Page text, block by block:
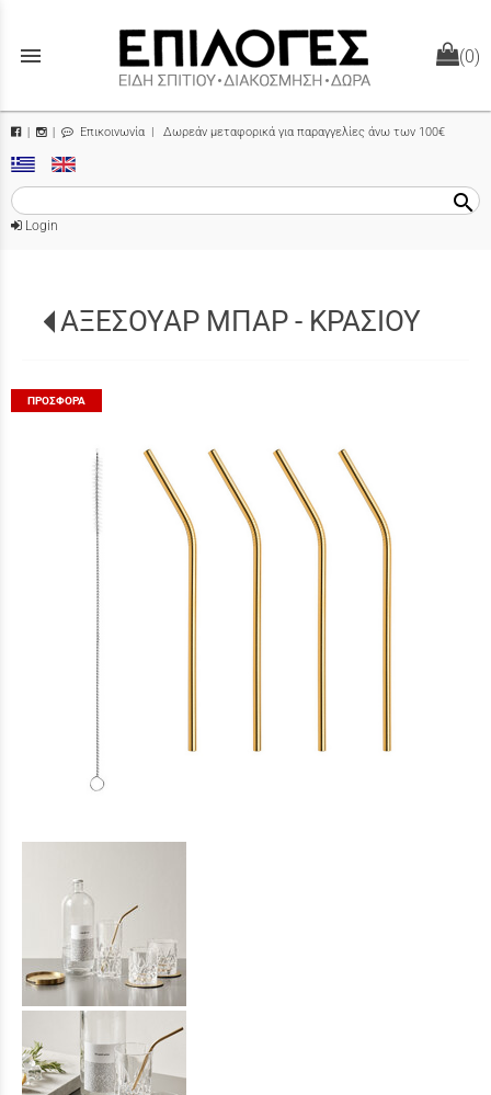
menu (0)
| Επικοινωνία | Δωρεάν μεταφορικά για παραγγελίες άνω των 100€
search
Login
ΑΞΕΣΟΥΑΡ ΜΠΑΡ - ΚΡΑΣΙΟΥ
ΠΡΟΣΦΟΡΆ